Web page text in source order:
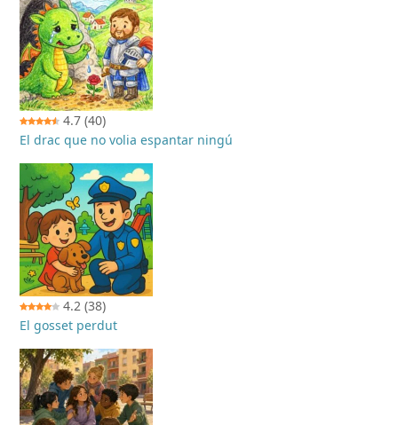
4.7 (40)
El drac que no volia espantar ningú
4.2 (38)
El gosset perdut